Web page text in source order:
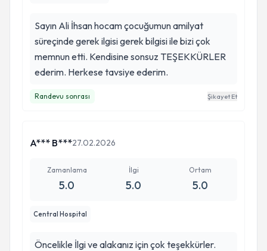
Sayın Ali İhsan hocam çocuğumun amilyat
süreçinde gerek ilgisi gerek bilgisi ile bizi çok
memnun etti. Kendisine sonsuz TEŞEKKÜRLER
ederim. Herkese tavsiye ederim.
Randevu sonrası Şikayet Et
A*** B***27.02.2026
Zamanlama
5.0
İlgi
5.0
Ortam
5.0
Central Hospital
Öncelikle İlgi ve alakanız için çok teşekkürler.